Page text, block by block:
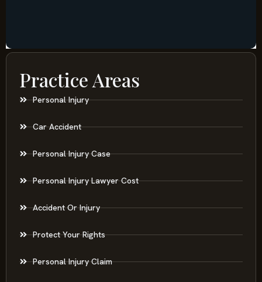
Practice Areas
Personal Injury
Car Accident
Personal Injury Case
Personal Injury Lawyer Cost
Accident Or Injury
Protect Your Rights
Personal Injury Claim